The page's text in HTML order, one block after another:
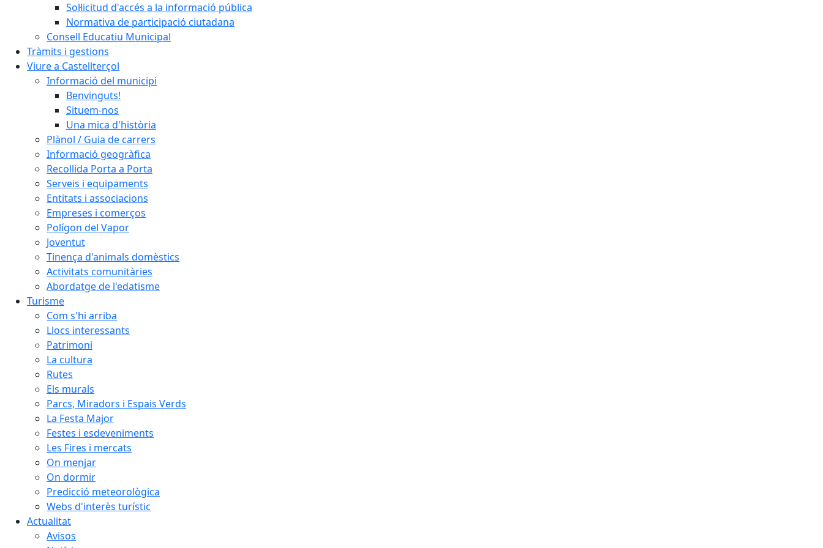
Sol·licitud d'accés a la informació pública
Normativa de participació ciutadana
Consell Educatiu Municipal
Tràmits i gestions
Viure a Castellterçol
Informació del municipi
Benvinguts!
Situem-nos
Una mica d'història
Plànol / Guia de carrers
Informació geogràfica
Recollida Porta a Porta
Serveis i equipaments
Entitats i associacions
Empreses i comerços
Polígon del Vapor
Joventut
Tinença d'animals domèstics
Activitats comunitàries
Abordatge de l'edatisme
Turisme
Com s'hi arriba
Llocs interessants
Patrimoni
La cultura
Rutes
Els murals
Parcs, Miradors i Espais Verds
La Festa Major
Festes i esdeveniments
Les Fires i mercats
On menjar
On dormir
Predicció meteorològica
Webs d'interès turístic
Actualitat
Avisos